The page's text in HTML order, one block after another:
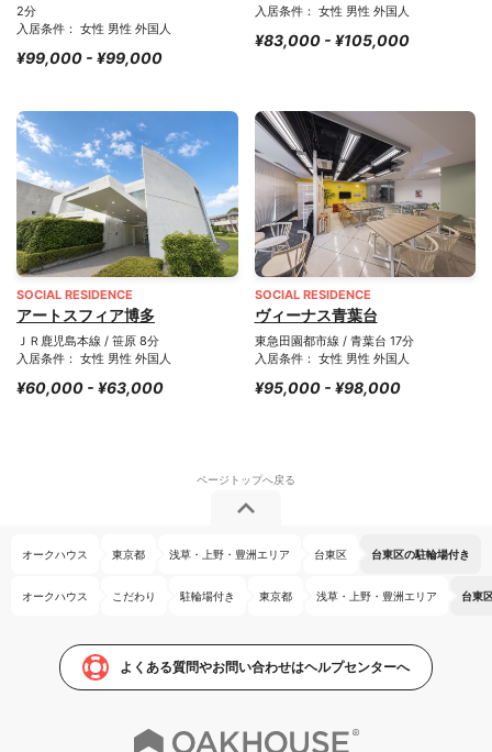
2分
入居条件： 女性 男性 外国人
¥99,000 - ¥99,000
入居条件： 女性 男性 外国人
¥83,000 - ¥105,000
SOCIAL RESIDENCE
アートスフィア博多
ＪＲ鹿児島本線 / 笹原 8分
入居条件： 女性 男性 外国人
¥60,000 - ¥63,000
SOCIAL RESIDENCE
ヴィーナス青葉台
東急田園都市線 / 青葉台 17分
入居条件： 女性 男性 外国人
¥95,000 - ¥98,000
オークハウス 東京都 浅草・上野・豊洲エリア 台東区 台東区の駐輪場付き
オークハウス こだわり 駐輪場付き 東京都 浅草・上野・豊洲エリア 台東
よくある質問やお問い合わせはヘルプセンターへ